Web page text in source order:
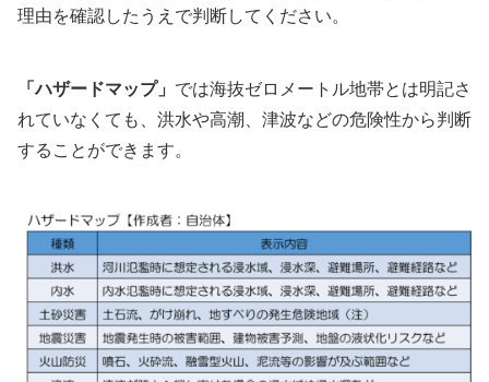
理由を確認したうえで判断してください。
「ハザードマップ」 では海抜ゼロメートル地帯とは明記さ
れていなくても、洪水や高潮、津波などの危険性から判断
することができます。